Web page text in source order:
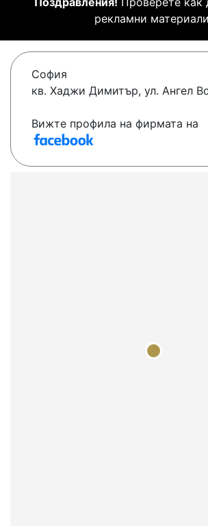
рекламни
София
кв. Хаджи Димитър, ул. Ангел
Вижте профила на фирмата на